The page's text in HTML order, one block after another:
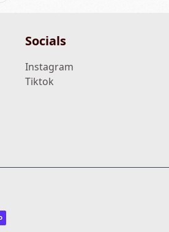
Socials
Instagram
Tiktok